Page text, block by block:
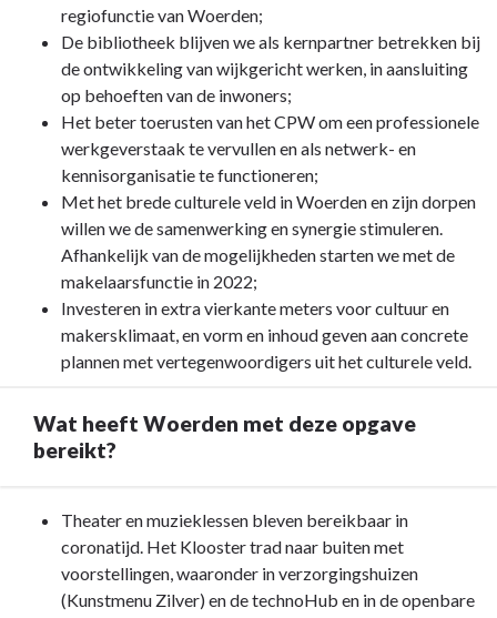
ontwikkelingen
Woerden
opgave
bereiken?
regiofunctie van Woerden;
De bibliotheek blijven we als kernpartner betrekken bij
de ontwikkeling van wijkgericht werken, in aansluiting
op behoeften van de inwoners;
Het beter toerusten van het CPW om een professionele
werkgeverstaak te vervullen en als netwerk- en
kennisorganisatie te functioneren;
Met het brede culturele veld in Woerden en zijn dorpen
willen we de samenwerking en synergie stimuleren.
Afhankelijk van de mogelijkheden starten we met de
makelaarsfunctie in 2022;
Investeren in extra vierkante meters voor cultuur en
makersklimaat, en vorm en inhoud geven aan concrete
plannen met vertegenwoordigers uit het culturele veld.
Wat heeft Woerden met deze opgave
bereikt?
Terug
navigatie
Theater en muzieklessen bleven bereikbaar in
coronatijd. Het Klooster trad naar buiten met
voorstellingen, waaronder in verzorgingshuizen
(Kunstmenu Zilver) en de technoHub en in de openbare